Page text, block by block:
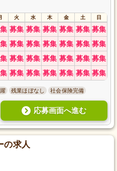
火 水 木 金 土 日
募集 募集 募集 募集 募集 募集
募集 募集 募集 募集 募集 募集
募集 募集 募集 募集 募集 募集
募集 募集 募集 募集 募集 募集
残業ほぼなし 社会保険完備
応募画面へ進む
の求人